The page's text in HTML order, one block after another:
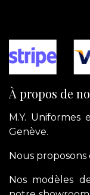
À propos de
M.Y. Uniformes
Genève.
Nous proposons
Nos modèles